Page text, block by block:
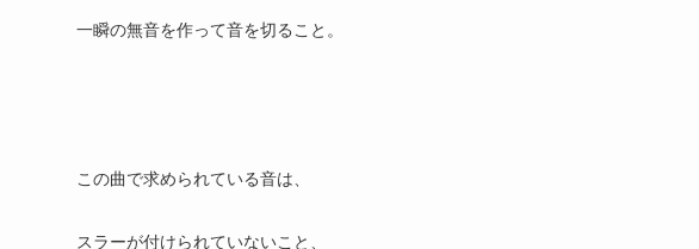
一瞬の無音を作って音を切ること。
この曲で求められている音は、
スラーが付けられていないこと、